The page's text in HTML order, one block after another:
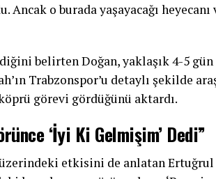
o burada yaşayacağı heyecanı
belirten Doğan, yaklaşık 4-5
Trabzonspor’u detaylı şekilde
görevi gördüğünü aktardı.
‘İyi Ki Gelmişim’ Dedi”
etkisini de anlatan Ertuğrul